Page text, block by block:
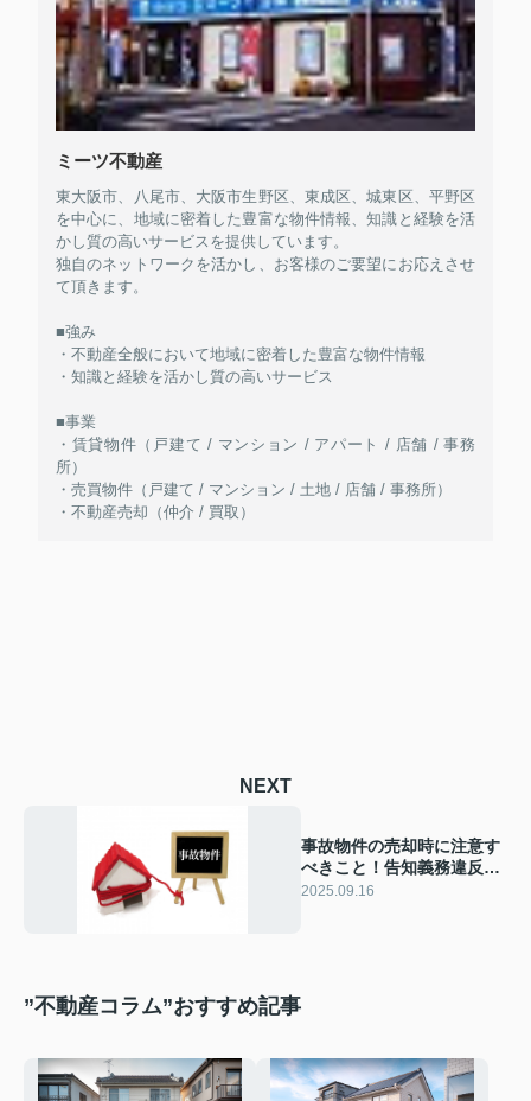
ミーツ不動産
東大阪市、八尾市、大阪市生野区、東成区、城東区、平野区
を中心に、地域に密着した豊富な物件情報、知識と経験を活
かし質の高いサービスを提供しています。
独自のネットワークを活かし、お客様のご要望にお応えさせ
て頂きます。
■強み
・不動産全般において地域に密着した豊富な物件情報
・知識と経験を活かし質の高いサービス
■事業
・賃貸物件（戸建て / マンション / アパート / 店舗 / 事務
所）
・売買物件（戸建て / マンション / 土地 / 店舗 / 事務所）
・不動産売却（仲介 / 買取）
NEXT
事故物件の売却時に注意す
べきこと！告知義務違反の
リスクについても解説
2025.09.16
”不動産コラム”おすすめ記事